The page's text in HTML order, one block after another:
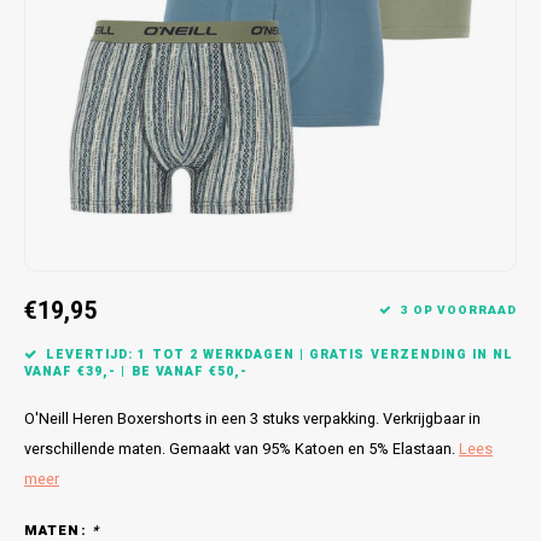
Petten (Caps)
Zakdoeken
Strandlakens / Badlakens
Baby setjes
Dames Badjassen
Nachtkleding Kids
Heren Nachthemden
Dames Huispakken
Hoofdkussens
Schoteldoeken
Vaatdoeken
Ovenwanten
Stofdoeken
Dweilen
Plaids
Redmond
Pastunette
Paul Hopkins
Pierre Cardin
Robson
€19,95 3 OP VOORRAAD
LEVERTIJD: 1 TOT 2 WERKDAGEN | GRATIS VERZENDING IN NL
VANAF €39,- | BE VANAF €50,-
O'Neill Heren Boxershorts in een 3 stuks verpakking. Verkrijgbaar in
verschillende maten. Gemaakt van 95% Katoen en 5% Elastaan.Lees
meer
MATEN: *